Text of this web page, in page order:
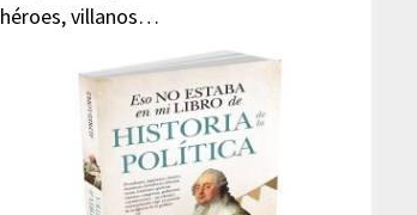
héroes, villanos…